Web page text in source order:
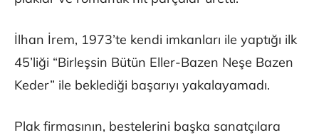
İlhan İrem, 1973’te kendi imkanları ile yaptığı ilk
45’liği “Birleşsin Bütün Eller-Bazen Neşe Bazen
Keder” ile beklediği başarıyı yakalayamadı.
Plak firmasının, bestelerini başka sanatçılara